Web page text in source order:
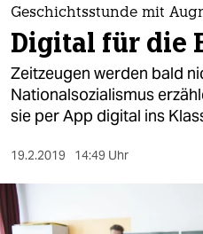
themen
politik
öko
gesellschaft
sport
Geschichtsstunde mit
Digital für die
Zeitzeugen werden bald
Nationalsozialismus
sie per App digital ins
19.2.2019 14:49 Uhr